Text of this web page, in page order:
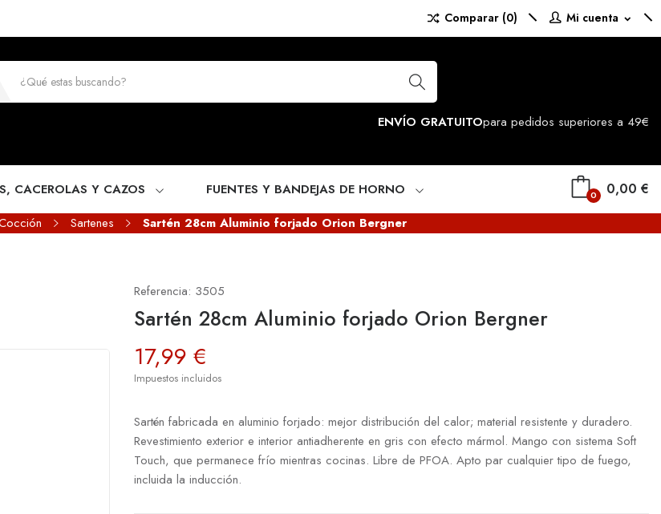
Mi cuenta expand_more
Comparar (0)
ENVÍO GRATUITOpara pedidos superiores a 49€
CACEROLAS Y CAZOS FUENTES Y BANDEJAS DE HORNO 0,00 €
0
Sartenes Sartén 28cm Aluminio forjado Orion Bergner
Referencia: 3505
Sartén 28cm Aluminio forjado Orion Bergner
17,99 €
Impuestos incluidos
Sartén fabricada en aluminio forjado: mejor distribución del calor; material resistente y duradero.
Revestimiento exterior e interior antiadherente en gris con efecto mármol. Mango con sistema Soft
Touch, que permanece frío mientras cocinas. Libre de PFOA. Apto par cualquier tipo de fuego,
incluida la inducción.